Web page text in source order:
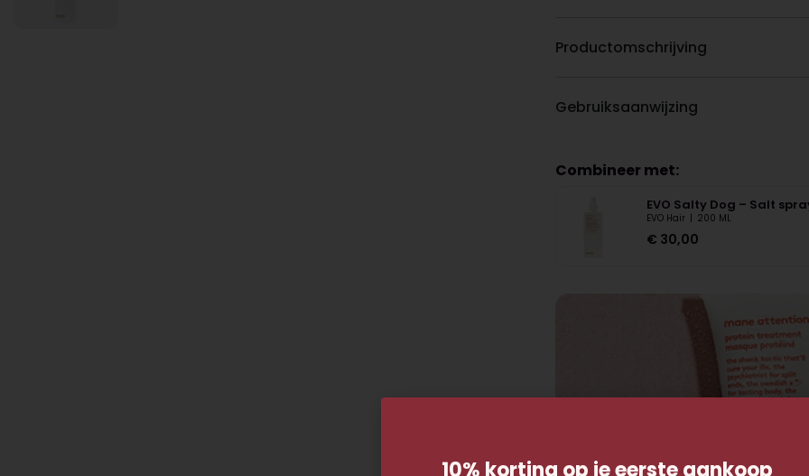
Productomschrijving
Gebruiksaanwijzing
Combineer met:
EVO Salty Dog – Salt
EVO Hair 200 ML
€ 30,00
10% korting op je eerste aankoop